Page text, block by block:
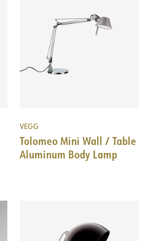
VEGG
Tolomeo Mini Wall / Table
Aluminum Body Lamp